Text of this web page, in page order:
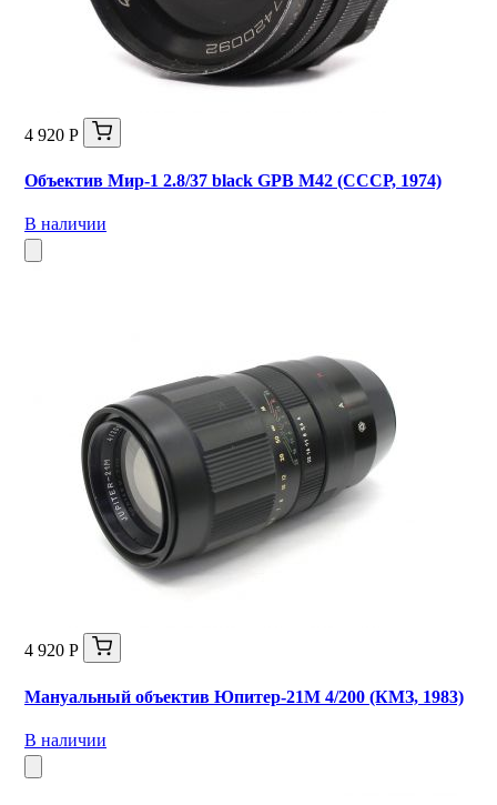
4 920 Р
Объектив Мир-1 2.8/37 black GPB М42 (СССР, 1974)
В наличии
4 920 Р
Мануальный объектив Юпитер-21М 4/200 (КМЗ, 1983)
В наличии